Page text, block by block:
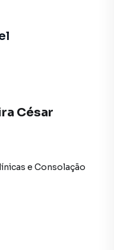
do bairro Cerqueira
em São Paulo? Entre
e comerciais,
em construção ou
milhares de
mais combina com
online, com
Soluções de
César
e Consolação